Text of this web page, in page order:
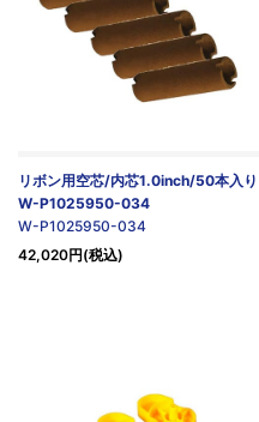
リボン用空芯/内芯1.0inch/50本入り
W-P1025950-034
W-P1025950-034
42,020円(税込)